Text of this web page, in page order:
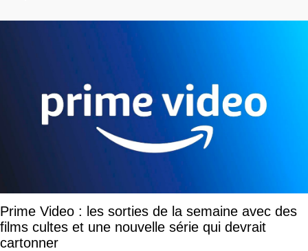
Prime Video : les sorties de la semaine avec des
films cultes et une nouvelle série qui devrait
cartonner